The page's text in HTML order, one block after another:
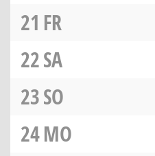
21 FR
22SA
23SO
24MO